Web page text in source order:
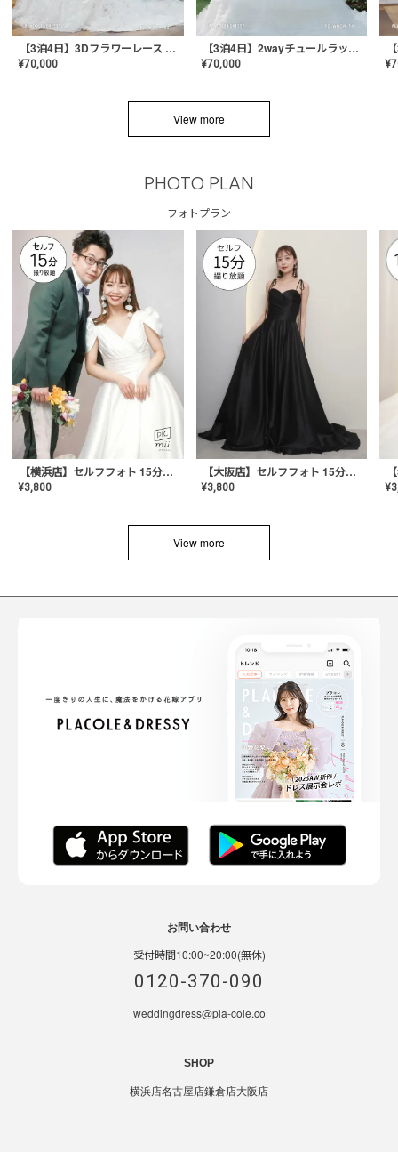
【3泊4日】3Dフラワーレース ドレス〈PD-WDOR-331〉
¥70,000
【3泊4日】2wayチュールラッフルドレス〈PD-WDOR-341RTL〉
¥70,000 ¥
View more
PHOTO PLAN
フォトプラン
【横浜店】セルフフォト 15分撮り放題プラン
¥3,800
【大阪店】セルフフォト 15分撮り放題プラン
¥3,800 ¥
View more
お問い合わせ
受付時間10:00~20:00(無休)
0120-370-090
weddingdress@pla-cole.co
SHOP
横浜店名古屋店鎌倉店大阪店